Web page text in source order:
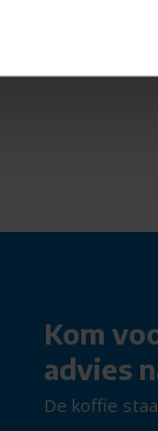
ruimte voor al je
ontwerp biedt dit
keuken.
Kom
advies
De koffie